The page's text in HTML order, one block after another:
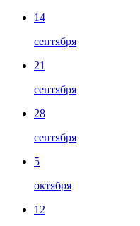
14
сентября
21
сентября
28
сентября
5
октября
12